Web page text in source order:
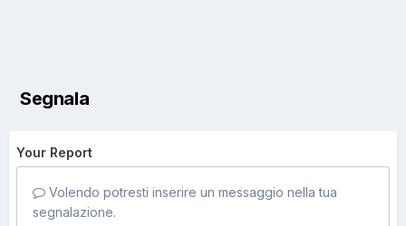
Segnala
Your Report
Volendo potresti inserire un messaggio nella tua
segnalazione.